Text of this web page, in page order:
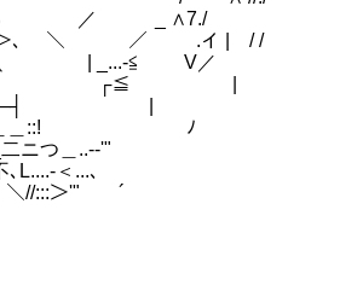
｀ヽ ／ _ ∧7./
／ .イ | / /
_...-≦ V／
! | ┌≦ |
|
...＿＿::! ﾉ
＿..-‐'"
＜...､
＞'"￣￣´